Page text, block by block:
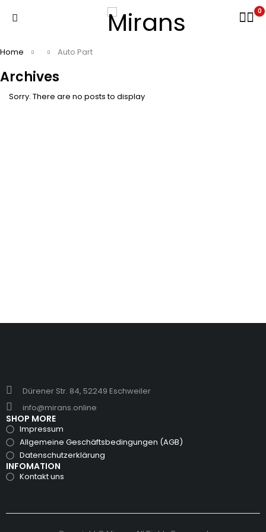
0
Archives
Home Auto Part
Sorry. There are no posts to display
Dürener Str. 84, 52249 Eschweiler
info@mirans.online
SHOP MORE
Impressum
Allgemeine Geschäftsbedingungen (AGB)
Datenschutzerklärung
INFOMATION
Kontakt uns